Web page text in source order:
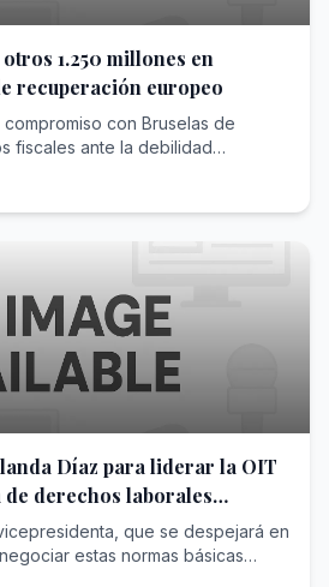
economia/yolanda-diaz-
dirigir-oit-propone-
Más</a>
1.250 millones en
recuperación europeo
con Bruselas de
fiscales ante la debilidad
Díaz para liderar la OIT
derechos laborales
los países
que se despejará en
estas normas básicas